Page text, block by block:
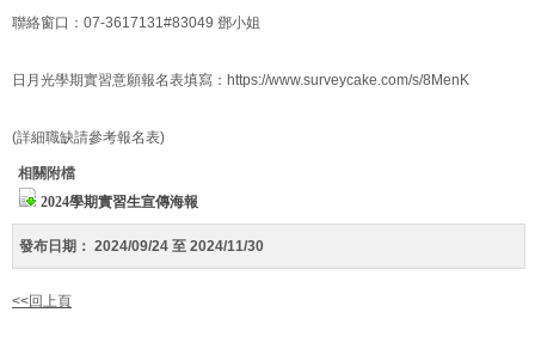
聯絡窗口：07-3617131#83049 鄧小姐
日月光學期實習意願報名表填寫：https://www.surveycake.com/s/8MenK
(詳細職缺請參考報名表)
相關附檔
2024學期實習生宣傳海報
發布日期： 2024/09/24 至 2024/11/30
<<回上頁